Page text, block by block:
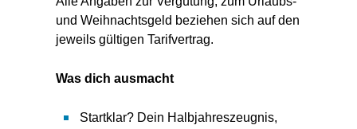
und Weihnachtsgeld beziehen sich auf den
jeweils gültigen Tarifvertrag.
Was dich ausmacht
Startklar? Dein Halbjahreszeugnis,